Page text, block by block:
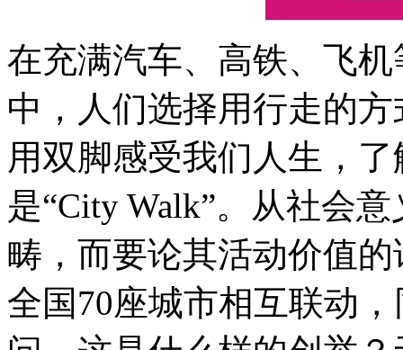
在充满汽车、高铁、飞
中，人们选择用行走的
用双脚感受我们人生，
是“City Walk”。从社会
畴，而要论其活动价值
全国70座城市相互联动